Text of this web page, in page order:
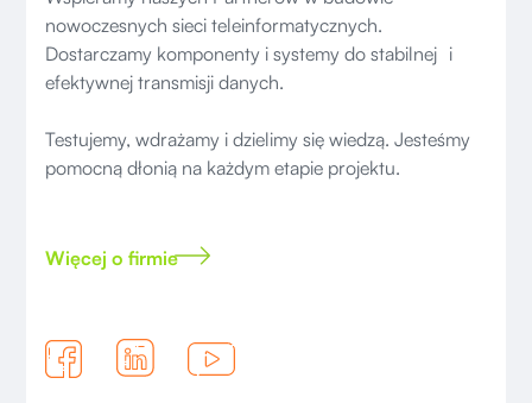
nowoczesnych sieci teleinformatycznych.
Dostarczamy komponenty i systemy do stabilnej i
efektywnej transmisji danych.
Testujemy, wdrażamy i dzielimy się wiedzą. Jesteśmy
pomocną dłonią na każdym etapie projektu.
Więcej o firmie